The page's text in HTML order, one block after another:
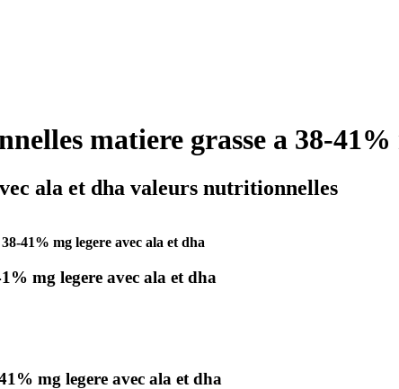
matiere grasse a 38-41%
ala et dha valeurs nutritionnelles
41% mg legere avec ala et dha
mg legere avec ala et dha
mg legere avec ala et dha